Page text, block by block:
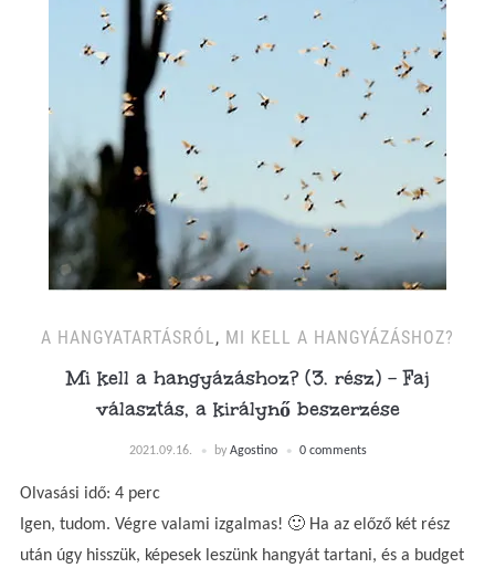
A HANGYATARTÁSRÓL , MI KELL A HANGYÁZÁSHOZ?
Mi kell a hangyázáshoz? (3. rész) – Faj
választás, a királynő beszerzése
2021.09.16. by Agostino 0 comments
Olvasási idő: 4 perc
Igen, tudom. Végre valami izgalmas! 🙂 Ha az előző két rész
után úgy hisszük, képesek leszünk hangyát tartani, és a budget